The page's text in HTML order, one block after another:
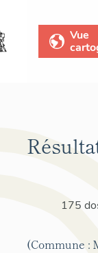
Vue
175
(Commune :